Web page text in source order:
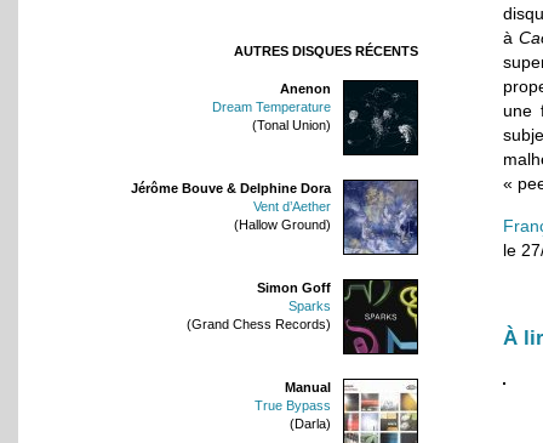
AUTRES DISQUES RÉCENTS
Anenon
Dream Temperature
(Tonal Union)
Jérôme Bouve & Delphine Dora
Vent d’Aether
(Hallow Ground)
Simon Goff
Sparks
(Grand Chess Records)
Manual
True Bypass
(Darla)
à
une
«
le
À